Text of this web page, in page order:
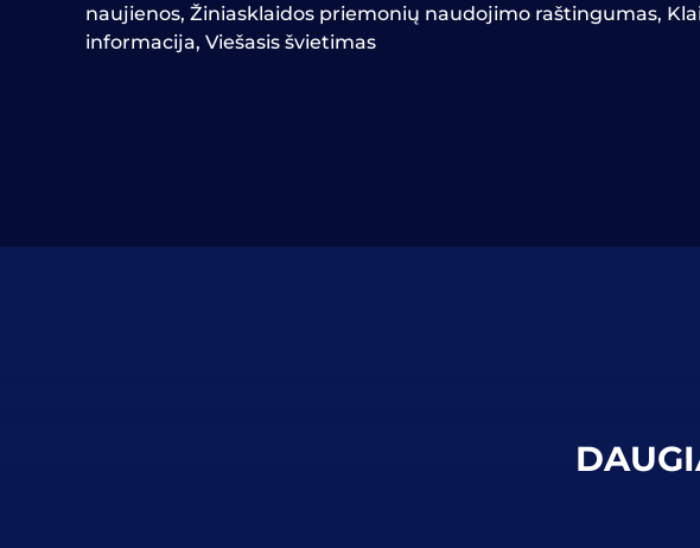
naujienos, Žiniasklaidos priemonių naudojimo raštingumas,
informacija, Viešasis švietimas